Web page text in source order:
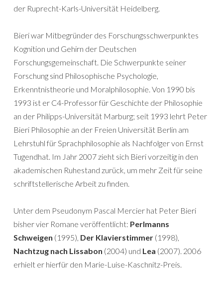
der Ruprecht-Karls-Universität Heidelberg.
Bieri war Mitbegründer des Forschungsschwerpunktes
Kognition und Gehirn der Deutschen
Forschungsgemeinschaft. Die Schwerpunkte seiner
Forschung sind Philosophische Psychologie,
Erkenntnistheorie und Moralphilosophie. Von 1990 bis
1993 ist er C4-Professor für Geschichte der Philosophie
an der Philipps-Universität Marburg; seit 1993 lehrt Peter
Bieri Philosophie an der Freien Universität Berlin am
Lehrstuhl für Sprachphilosophie als Nachfolger von Ernst
Tugendhat. Im Jahr 2007 zieht sich Bieri vorzeitig in den
akademischen Ruhestand zurück, um mehr Zeit für seine
schriftstellerische Arbeit zu finden.
Unter dem Pseudonym Pascal Mercier hat Peter Bieri
bisher vier Romane veröffentlicht: Perlmanns
Schweigen (1995), Der Klavierstimmer (1998),
Nachtzug nach Lissabon (2004) und Lea (2007). 2006
erhielt er hierfür den Marie-Luise-Kaschnitz-Preis.